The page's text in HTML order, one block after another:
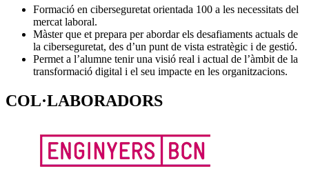
Formació en ciberseguretat orientada 100 a les necessitats del
mercat laboral.
Màster que et prepara per abordar els desafiaments actuals de
la ciberseguretat, des d’un punt de vista estratègic i de gestió.
Permet a l’alumne tenir una visió real i actual de l’àmbit de la
transformació digital i el seu impacte en les organitzacions.
COL·LABORADORS